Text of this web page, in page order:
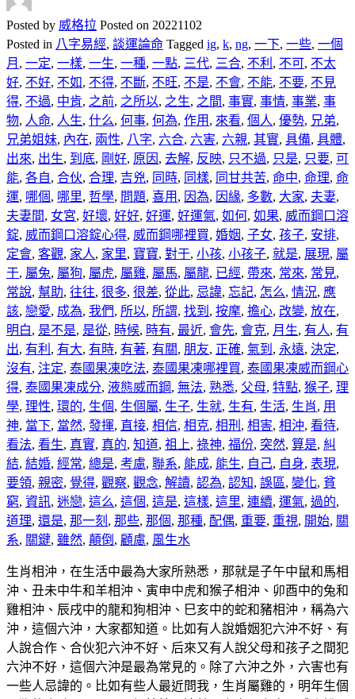
Posted by 威格拉 Posted on 20221102
Posted in 八字易經, 談運論命 Tagged ig, k, ng, 一下, 一些, 一個
月 , 一定, 一樣, 一生, 一種, 一點, 三代, 三合, 不利 , 不可, 不太
好, 不好, 不如, 不得, 不斷, 不旺, 不是, 不會, 不能, 不要, 不見
得, 不過, 中肯, 之前, 之所以, 之生, 之間, 事實, 事情, 事業, 事
物, 人命, 人生, 什么, 何事, 何為, 作用 , 來看, 個人, 優勢, 兄弟,
兄弟姐妹, 內在, 兩性, 八字, 六合, 六害, 六親, 其實, 具備, 具體,
出來, 出生, 到底, 剛好, 原因 , 去解, 反映, 只不過, 只是, 只要, 可
能, 各自, 合伙, 合理, 吉兇, 同時, 同樣, 同甘共苦, 命中, 命理, 命
運, 哪個, 哪里, 哲學, 問題, 喜用 , 因為, 因緣, 多數, 大家, 夫妻,
夫妻間, 女宮, 好壞, 好好, 好運, 好運氣, 如何, 如果, 威而鋼口溶
錠, 威而鋼口溶錠心得, 威而鋼哪裡買, 婚姻, 子女, 孩子, 安排,
定會, 客觀, 家人, 家里, 寶寶, 對于, 小孩, 小孩子, 就是, 展現, 屬
于, 屬兔, 屬狗, 屬虎, 屬雞, 屬馬, 屬龍, 已經, 帶來, 常來, 常見,
常說, 幫助, 往往, 很多, 很差, 從此, 忌諱, 忘記, 怎么, 情況, 應
該, 戀愛, 成為, 我們, 所以, 所謂, 找到 , 按摩, 擔心, 改變, 放在,
明白, 是不是, 是從, 時候, 時有, 最近, 會先, 會克, 月生, 有人, 有
出, 有利 , 有大, 有時, 有著, 有關, 朋友, 正確, 氣到 , 永遠, 決定,
沒有, 注定, 泰國果凍吃法, 泰國果凍哪裡買, 泰國果凍威而鋼心
得, 泰國果凍成分, 液態威而鋼, 無法, 熟悉, 父母, 特點, 猴子, 理
學, 理性, 環的, 生個, 生個屬, 生子, 生就, 生有, 生活, 生肖, 用
神, 當下, 當然, 發揮, 直接, 相信, 相克, 相刑 , 相害, 相沖, 看待,
看法, 看生, 真實, 真的, 知道, 祖上, 祿神, 福份, 突然, 算是, 糾
結, 結婚, 經常, 總是, 考慮, 聯系, 能成, 能生, 自己, 自身, 表現,
要領, 親密, 覺得, 觀察, 觀念, 解讀, 認為, 認知, 誤區, 變化, 貧
窮, 資訊, 迷戀, 這么, 這個, 這是, 這樣, 這里, 連續, 運氣, 過的,
道理, 還是, 那一刻 , 那些, 那個, 那種, 配偶, 重要, 重視, 開始, 關
系, 關鍵, 雖然, 顛倒 , 顧慮, 風生水
生肖相沖，在生活中最為大家所熟悉，那就是子午中鼠和馬相
沖、丑未中牛和羊相沖、寅申中虎和猴子相沖、卯酉中的兔和
雞相沖、辰戌中的龍和狗相沖、巳亥中的蛇和豬相沖，稱為六
沖，這個六沖，大家都知道。比如有人說婚姻犯六沖不好、有
人說合作、合伙犯六沖不好、后來又有人說父母和孩子之間犯
六沖不好，這個六沖是最為常見的。除了六沖之外，六害也有
一些人忌諱的。比如有些人最近問我，生肖屬雞的，明年生個